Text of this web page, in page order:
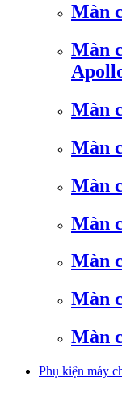
Màn
Màn
Màn
Màn
Màn
Màn
Màn
Màn
Màn
Phụ kiện máy